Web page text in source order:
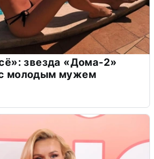
звезда «Дома-2»
молодым мужем